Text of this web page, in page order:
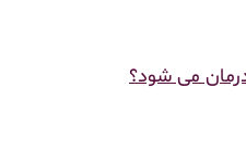
می شود؟